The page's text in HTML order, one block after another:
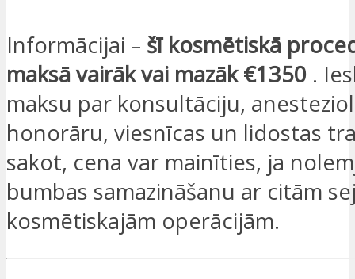
Informācijai – šī kosmētiskā
maksā vairāk vai mazāk €1350 .
maksu par konsultāciju,
honorāru, viesnīcas un lidostas
sakot, cena var mainīties, ja
bumbas samazināšanu ar citām
kosmētiskajām operācijām.